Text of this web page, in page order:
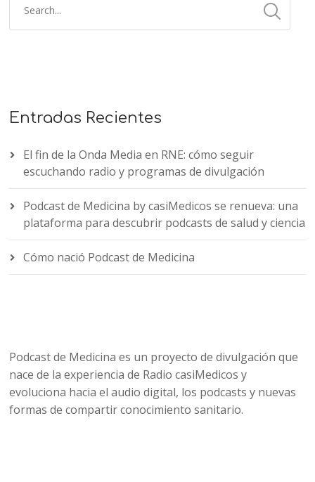
Entradas Recientes
El fin de la Onda Media en RNE: cómo seguir
escuchando radio y programas de divulgación
Podcast de Medicina by casiMedicos se renueva: una
plataforma para descubrir podcasts de salud y ciencia
Cómo nació Podcast de Medicina
Podcast de Medicina es un proyecto de divulgación que
nace de la experiencia de Radio casiMedicos y
evoluciona hacia el audio digital, los podcasts y nuevas
formas de compartir conocimiento sanitario.